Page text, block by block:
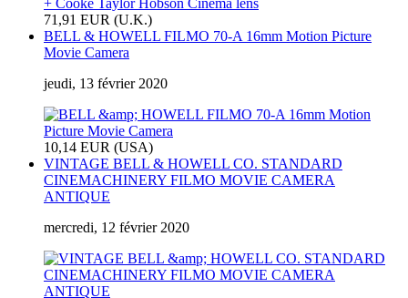
71,91 EUR (U.K.)
BELL & HOWELL FILMO 70-A 16mm Motion Picture
Movie Camera
jeudi, 13 février 2020
10,14 EUR (USA)
VINTAGE BELL & HOWELL CO. STANDARD
CINEMACHINERY FILMO MOVIE CAMERA
ANTIQUE
mercredi, 12 février 2020